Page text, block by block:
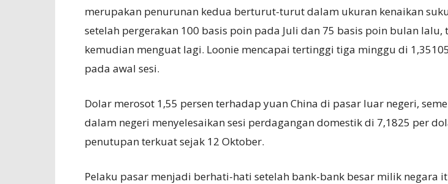
merupakan penurunan kedua berturut-turut dalam ukuran kenaikan
setelah pergerakan 100 basis poin pada Juli dan 75 basis poin bulan lalu,
kemudian menguat lagi. Loonie mencapai tertinggi tiga minggu di
pada awal sesi.
Dolar merosot 1,55 persen terhadap yuan China di pasar luar negeri,
dalam negeri menyelesaikan sesi perdagangan domestik di 7,1825 per
penutupan terkuat sejak 12 Oktober.
Pelaku pasar menjadi berhati-hati setelah bank-bank besar milik negara